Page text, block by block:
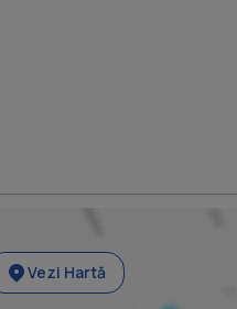
Vezi Hartă